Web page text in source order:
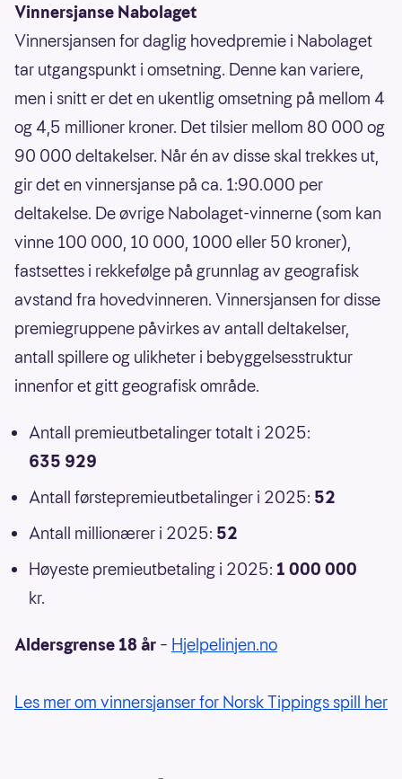
Vinnersjanse Nabolaget
Vinnersjansen for daglig hovedpremie i Nabolaget
tar utgangspunkt i omsetning. Denne kan variere,
men i snitt er det en ukentlig omsetning på mellom 4
og 4,5 millioner kroner. Det tilsier mellom 80 000 og
90 000 deltakelser. Når én av disse skal trekkes ut,
gir det en vinnersjanse på ca. 1:90.000 per
deltakelse. De øvrige Nabolaget-vinnerne (som kan
vinne 100 000, 10 000, 1000 eller 50 kroner),
fastsettes i rekkefølge på grunnlag av geografisk
avstand fra hovedvinneren. Vinnersjansen for disse
premiegruppene påvirkes av antall deltakelser,
antall spillere og ulikheter i bebyggelsesstruktur
innenfor et gitt geografisk område.
Antall premieutbetalinger totalt i 2025:
635 929
Antall førstepremieutbetalinger i 2025: 52
Antall millionærer i 2025: 52
Høyeste premieutbetaling i 2025: 1 000 000
kr.
Aldersgrense 18 år – Hjelpelinjen.no
Les mer om vinnersjanser for Norsk Tippings spill her